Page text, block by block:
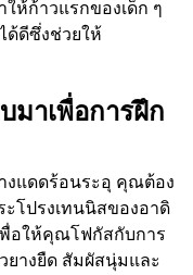
ให้ก้าวแรกของเด็ก ๆ
ด้ดีซึ่งช่วยให้
มาเพื่อการฝึก
งแดดร้อนระอุ คุณต้อง
ะโปรงเทนนิสของอาดิ
อให้คุณโฟกัสกับการ
ยางยืด สัมผัสนุ่มและ